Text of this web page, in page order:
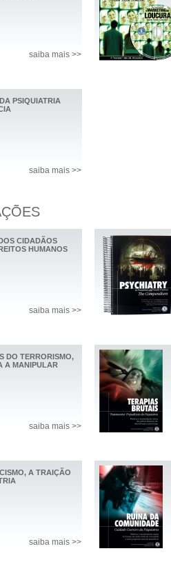
saiba mais >>
PSIQUIATRIA
saiba mais >>
CIDADÃOS
HUMANOS
saiba mais >>
DO TERRORISMO,
A MANIPULAR
saiba mais >>
A TRAIÇÃO
saiba mais >>